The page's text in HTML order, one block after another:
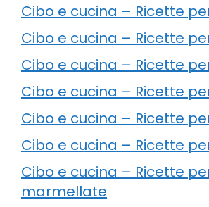
Cibo e cucina – Ricette
Cibo e cucina – Ricette
Cibo e cucina – Ricette
Cibo e cucina – Ricette
Cibo e cucina – Ricette
Cibo e cucina – Ricette
Cibo e cucina – Ricette
marmellate